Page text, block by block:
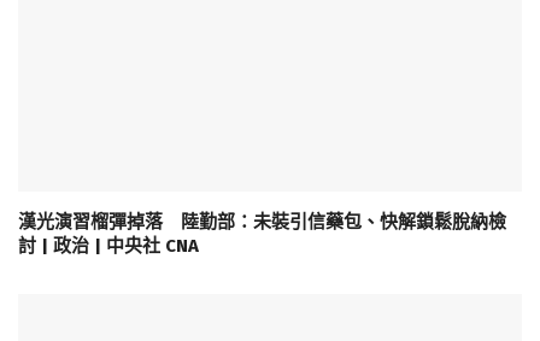
漢光演習榴彈掉落 陸勤部：未裝引信藥包、快解鎖鬆脫納檢
討 | 政治 | 中央社 CNA